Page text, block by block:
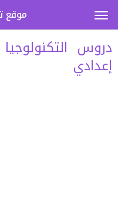
دروس
إعدادي
موقع